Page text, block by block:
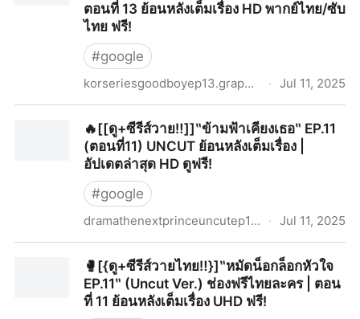
ตอนที่ 13 ย้อนหลังเต็มเรื่อง HD พากย์ไทย/ซับ
ไทย ฟรี!
#google
korseriesgoodboyep13.graphy.com · Jul 11, 2025
ช่องฟรี - ไทย - ละคร | ตอนที่ 13 ย้อนหลังเต็มเรื่อง HD
พากย์ไทย/ซับไทย ฟรี!
🔥[[ดู+ซีรีส์วาย‼️]]‶ข้ามฟ้าเคียงเธอ‶ EP.11
(ตอนที่11) UNCUT ย้อนหลังเต็มเรื่อง |
อัปเดตล่าสุด HD ดูฟรี!
#google
dramathenextprinceuncutep11.graphy.com · Jul 11, 2025
UNCUT ย้อนหลังเต็มเรื่อง | อัปเดตล่าสุด HD ดูฟรี!
🥊[{ดู+ซีรีส์วายไทย‼️}]‶หมัดน็อกล็อกหัวใจ
EP.11‶ (Uncut Ver.) ช่องฟรีไทยละคร | ตอน
ที่ 11 ย้อนหลังเต็มเรื่อง UHD ฟรี!